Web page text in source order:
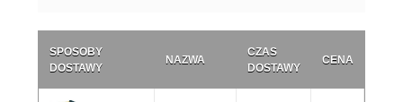
SPOSOBY
DOSTAWY
NAZWA
CZAS
DOSTAWY
CENA